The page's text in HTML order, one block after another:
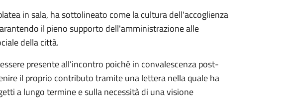
in sala, ha sottolineato come la cultura dell'accoglienza
il pieno supporto dell'amministrazione alle
della città.
presente all’incontro poiché in convalescenza post-
il proprio contributo tramite una lettera nella quale ha
a lungo termine e sulla necessità di una visione